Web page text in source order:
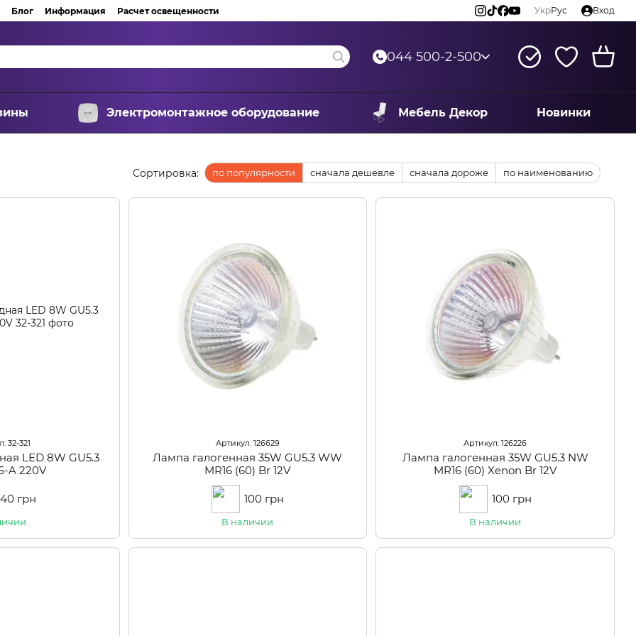
Блог Информация Расчет освещенности УкрРус Вход
044 500-2-500
Электромонтажное оборудование Мебель Декор Новинки
Сортировка: по популярности сначала дешевле сначала дороже по наименованию
32-321
LED 8W GU5.3
A 220V
грн
Артикул: 126629
Лампа галогенная 35W GU5.3 WW
MR16 (60) Br 12V
100 грн
В наличии
Артикул: 126226
Лампа галогенная 35W GU5.3 NW
MR16 (60) Xenon Br 12V
100 грн
В наличии